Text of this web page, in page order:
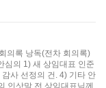
의록 낭독(전차 회의록)
심의 1) 새 상임대표 인준
사 선정의 건. 4) 기타 안
인삿말 전 상임대표님께